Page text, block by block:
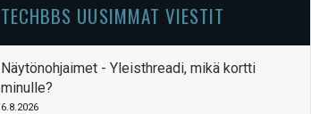
TECHBBS UUSIMMAT VIESTIT
Näytönohjaimet - Yleisthreadi, mikä kortti
minulle?
6.8.2026